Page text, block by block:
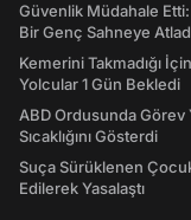
Güvenlik Müdahale
Bir Genç Sahneye
Kemerini Takmadığı
Yolcular 1 Gün Bekledi
ABD Ordusunda
Sıcaklığını Gösterdi
Suça Sürüklenen
Edilerek Yasalaştı